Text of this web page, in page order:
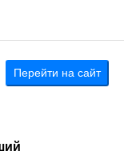
Перейти на сайт